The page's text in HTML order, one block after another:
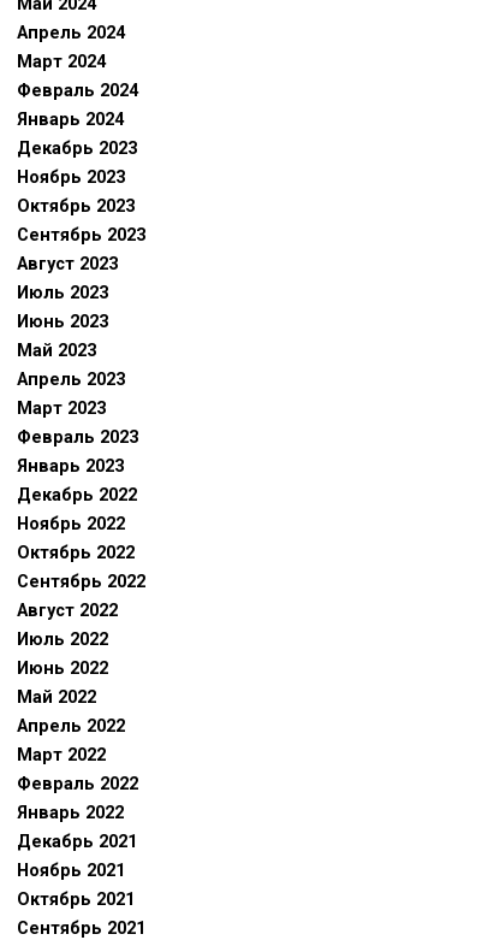
Май 2024
Апрель 2024
Март 2024
Февраль 2024
Январь 2024
Декабрь 2023
Ноябрь 2023
Октябрь 2023
Сентябрь 2023
Август 2023
Июль 2023
Июнь 2023
Май 2023
Апрель 2023
Март 2023
Февраль 2023
Январь 2023
Декабрь 2022
Ноябрь 2022
Октябрь 2022
Сентябрь 2022
Август 2022
Июль 2022
Июнь 2022
Май 2022
Апрель 2022
Март 2022
Февраль 2022
Январь 2022
Декабрь 2021
Ноябрь 2021
Октябрь 2021
Сентябрь 2021